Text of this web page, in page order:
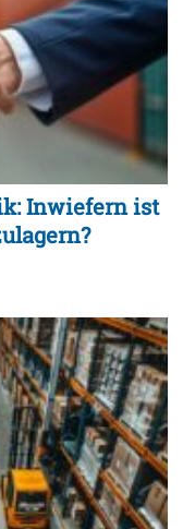
Inwiefern ist